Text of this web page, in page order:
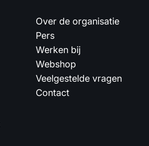
Over de organisatie
Pers
Werken bij
Webshop
Veelgestelde vragen
Contact